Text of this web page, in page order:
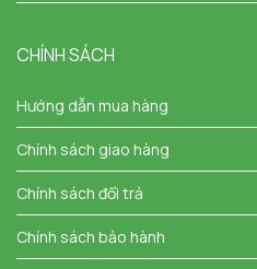
CHÍNH SÁCH
Hướng dẫn mua hàng
Chính sách giao hàng
Chính sách đổi trả
Chính sách bảo hành